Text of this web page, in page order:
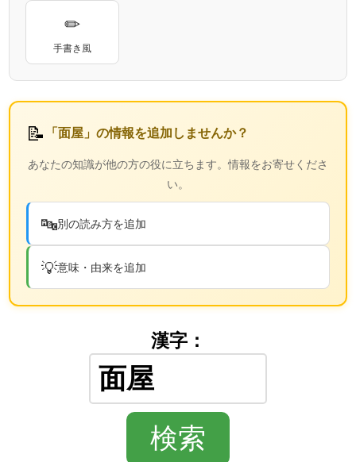
✏
手書き風
📝 「面屋」の情報を追加しませんか？
あなたの知識が他の方の役に立ちます。情報をお寄せくださ
い。
🔤別の読み方を追加
💡意味・由来を追加
漢字：